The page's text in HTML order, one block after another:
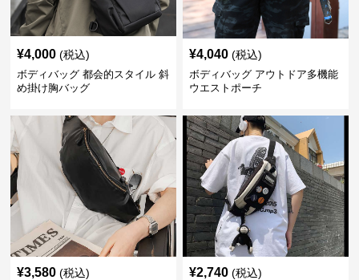
¥4,000 (税込)
ボディバッグ 都会的スタイル 斜
め掛け胸バッグ
¥4,040 (税込)
ボディバッグ アウトドア多機能
ウエストポーチ
¥3,580 (税込) ¥2,740 (税込)